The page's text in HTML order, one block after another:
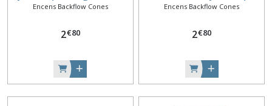
Encens Backflow Cones
2€80
Nag Champa
Encens Backflow Cones
2€80